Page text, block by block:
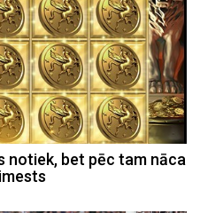
notiek, bet pēc tam nāca